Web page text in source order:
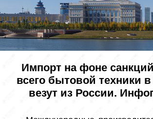
Импорт на фоне
всего бытовой техники в
везут из России.